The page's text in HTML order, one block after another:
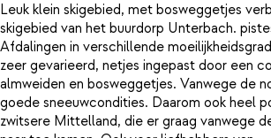
Leuk klein skigebied, met bosweggetjes
skigebied van het buurdorp Unterbach.
Afdalingen in verschillende
zeer gevarieerd, netjes ingepast door een
almweiden en bosweggetjes. Vanwege de
goede sneeuwcondities. Daarom ook heel
zwitsere Mittelland, die er graag vanwege